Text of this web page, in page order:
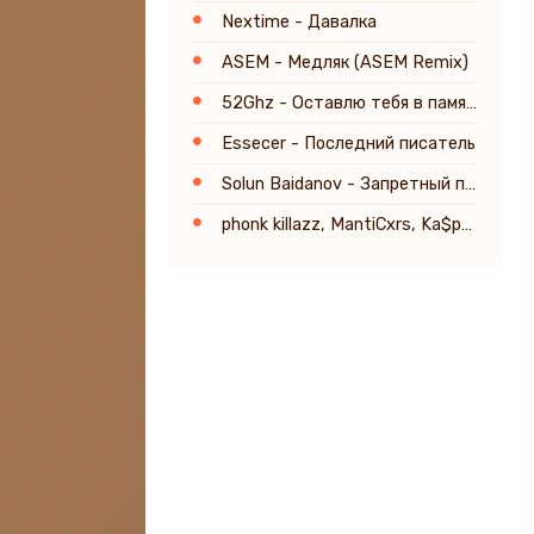
Nextime - Давалка
ASEM - Медляк (ASEM Remix)
52Ghz - Оставлю тебя в памяти
Essecer - Последний писатель
Solun Baidanov - Запретный плод
phonk killazz, MantiCxrs, Ka$per - LA DI DIE hoodtrap (Speed Up)